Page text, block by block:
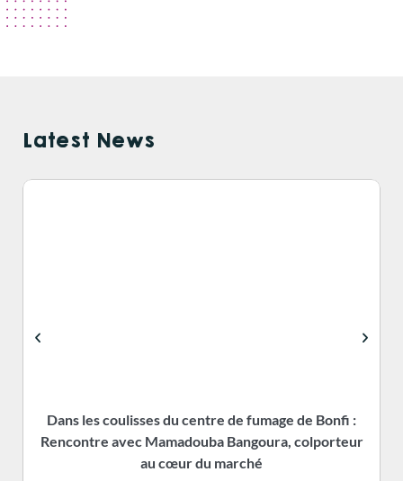
Latest News
Dans les coulisses du centre de fumage de Bonfi :
Rencontre avec Mamadouba Bangoura, colporteur
au cœur du marché